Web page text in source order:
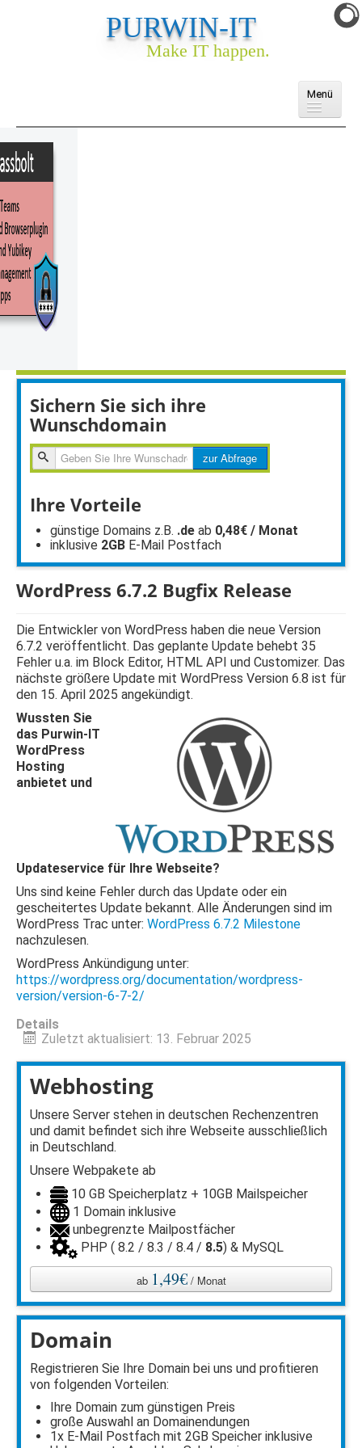
PURWIN-IT
Make IT happen.
Menü
Domains
E-Mail
Webhosting
Webseite & Webshop
Ankauf
Sichern Sie sich ihre
Wunschdomain
zur
Abfragen
zur Abfrage
Ihre Vorteile
günstige Domains z.B. .de ab 0,48€ / Monat
inklusive 2GB E-Mail Postfach
WordPress 6.7.2 Bugfix Release
Die Entwickler von WordPress haben die neue Version
6.7.2 veröffentlicht. Das geplante Update behebt 35
Fehler u.a. im Block Editor, HTML API und Customizer. Das
nächste größere Update mit WordPress Version 6.8 ist für
den 15. April 2025 angekündigt.
Wussten Sie
das Purwin-IT
WordPress
Hosting
anbietet und
Updateservice für Ihre Webseite?
Uns sind keine Fehler durch das Update oder ein
gescheitertes Update bekannt. Alle Änderungen sind im
WordPress Trac unter: WordPress 6.7.2 Milestone
nachzulesen.
WordPress Ankündigung unter:
https://wordpress.org/documentation/wordpress-
version/version-6-7-2/
Details
Zuletzt aktualisiert: 13. Februar 2025
Webhosting
Unsere Server stehen in deutschen Rechenzentren
und damit befindet sich ihre Webseite ausschließlich
in Deutschland.
Unsere Webpakete ab
10 GB Speicherplatz + 10GB Mailspeicher
1 Domain inklusive
unbegrenzte Mailpostfächer
PHP ( 8.2 / 8.3 / 8.4 / 8.5) & MySQL
ab 1,49€/ Monat
Domain
Registrieren Sie Ihre Domain bei uns und profitieren
von folgenden Vorteilen:
Ihre Domain zum günstigen Preis
große Auswahl an Domainendungen
1x E-Mail Postfach mit 2GB Speicher inklusive